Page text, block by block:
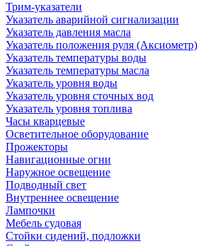
Трим-указатели
Указатель аварийной сигнализации
Указатель давления масла
Указатель положения руля (Аксиометр)
Указатель температуры воды
Указатель температуры масла
Указатель уровня воды
Указатель уровня сточных вод
Указатель уровня топлива
Часы кварцевые
Осветительное оборудование
Прожекторы
Навигационные огни
Наружное освещение
Подводный свет
Внутреннее освещение
Лампочки
Мебель судовая
Стойки сидений, подложки